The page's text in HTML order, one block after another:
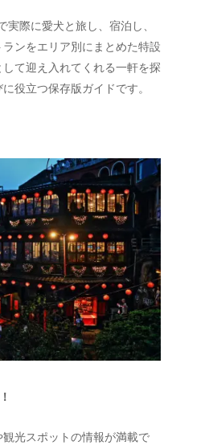
際に愛犬と旅し、宿泊し、
ンをエリア別にまとめた特設
て迎え入れてくれる一軒を探
役立つ保存版ガイドです。
光スポットの情報が満載で